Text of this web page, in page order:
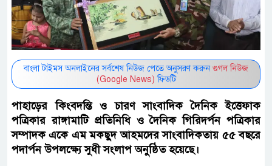
বাংলা টাইমস অনলাইনের সর্বশেষ নিউজ পেতে অনুসরণ করুন গুগল নিউজ
(Google News) ফিডটি
পাহা‌ড়ের কিংবদ‌ন্তি ও চারণ সাংবাদিক দৈনিক ইত্তেফাক
পত্রিকার রাঙ্গামাটি প্রতিনিধি ও দৈ‌নিক গি‌রিদর্পন প‌ত্রিকার
সম্পাদক একে এম মকছুদ আহমদের সাংবা‌দিকতায় ৫৫ বছ‌রে
পদার্পন উপল‌ক্ষ্যে সুধী সংলাপ অনু‌ষ্ঠিত হ‌য়ে‌ছে।